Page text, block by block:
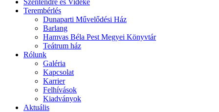
Szentendre és Vidéke
Terembérlés
Dunaparti Művelődési Ház
Barlang
Hamvas Béla Pest Megyei Könyvtár
Teátrum ház
Rólunk
Galéria
Kapcsolat
Karrier
Felhívások
Kiadványok
Aktuális